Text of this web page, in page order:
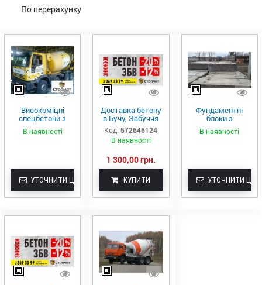
По перерахунку
Високоміцні
спецбетони з
доставкою в
Бучу
В наявності
УТОЧНИТИ ЦІНУ
Доставка бетону
в Бучу, Забуччя
Код: 572646124
В наявності
1 300,00 грн.
КУПИТИ
Фундаментні
блоки з
доставкою у
Бучу
В наявності
УТОЧНИТИ ЦІНУ